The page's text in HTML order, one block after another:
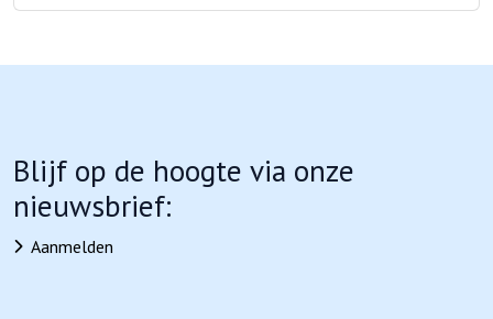
Blijf op de hoogte via onze
nieuwsbrief:
Aanmelden